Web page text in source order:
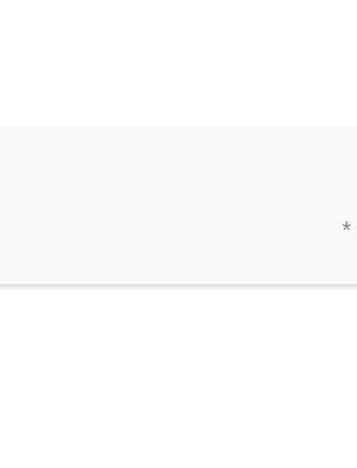
*